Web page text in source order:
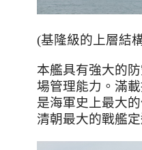
(基隆級的上層結
本艦具有強大的
場管理能力。滿
是海軍史上最大
清朝最大的戰艦定